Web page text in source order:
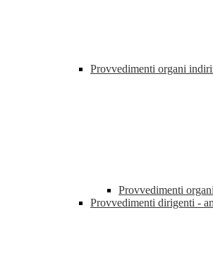
Provvedimenti organi
Provvedimenti
Provvedimenti dirigenti -